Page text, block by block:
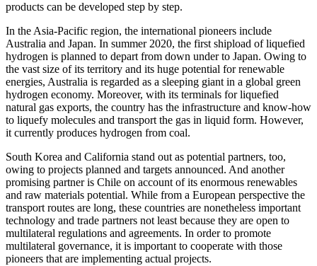
products can be developed step by step.
In the Asia-Pacific region, the inter­nation­al pioneers include
Australia and Japan. In summer 2020, the first shipload of lique­fied
hydrogen is planned to depart from down under to Japan. Owing to
the vast size of its territory and its huge poten­tial for renewable
energies, Australia is re­garded as a sleeping giant in a global green
hydrogen economy. Moreover, with its terminals for liquefied
natural gas exports, the country has the infrastructure and know-how
to liquefy molecules and trans­port the gas in liquid form. However,
it currently produces hydrogen from coal.
South Korea and California stand out as potential partners, too,
owing to projects planned and targets announced. And an­other
promising partner is Chile on account of its enormous renewables
and raw ma­terials potential. While from a European perspective the
transport routes are long, these countries are nonetheless important
technology and trade partners not least because they are open to
multilateral regu­lations and agreements. In order to pro­mote
multilateral governance, it is impor­tant to cooperate with those
pioneers that are implementing actual projects.